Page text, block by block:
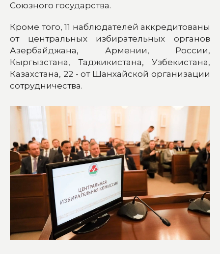
Союзного государства.
Кроме того, 11 наблюдателей аккредитованы
от центральных избирательных органов
Азербайджана, Армении, России,
Кыргызстана, Таджикистана, Узбекистана,
Казахстана, 22 - от Шанхайской организации
сотрудничества.